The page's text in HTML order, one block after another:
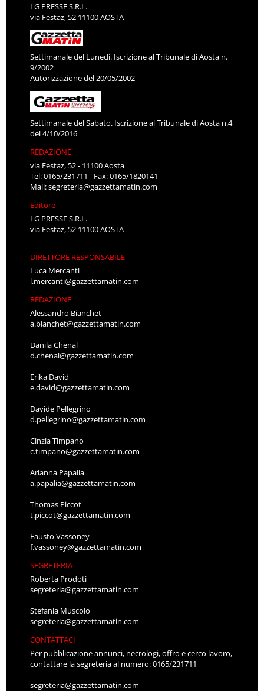
LG PRESSE S.R.L.
via Festaz, 52 11100 AOSTA
Settimanale del Lunedì. Iscrizione al Tribunale di Aosta n.
9/2002
Autorizzazione del 20/05/2002
Settimanale del Sabato. Iscrizione al Tribunale di Aosta n.4
del 4/10/2016
REDAZIONE
via Festaz, 52 - 11100 Aosta
Tel: 0165/231711 - Fax: 0165/1820141
Mail:segreteria@gazzettamatin.com
Editore
LG PRESSE S.R.L.
via Festaz, 52 11100 AOSTA
DIRETTORE RESPONSABILE
Luca Mercanti
l.mercanti@gazzettamatin.com
REDAZIONE
Alessandro Bianchet
a.bianchet@gazzettamatin.com
Danila Chenal
d.chenal@gazzettamatin.com
Erika David
e.david@gazzettamatin.com
Davide Pellegrino
d.pellegrino@gazzettamatin.com
Cinzia Timpano
c.timpano@gazzettamatin.com
Arianna Papalia
a.papalia@gazzettamatin.com
Thomas Piccot
t.piccot@gazzettamatin.com
Fausto Vassoney
f.vassoney@gazzettamatin.com
SEGRETERIA
Roberta Prodoti
segreteria@gazzettamatin.com
Stefania Muscolo
segreteria@gazzettamatin.com
CONTATTACI
Per pubblicazione annunci, necrologi, offro e cerco lavoro,
contattare la segreteria al numero: 0165/231711
segreteria@gazzettamatin.com